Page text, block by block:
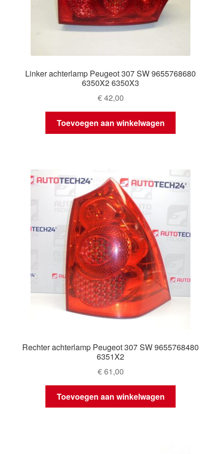
Linker achterlamp Peugeot 307 SW 9655768680
6350X2 6350X3
€42,00
Toevoegen aan winkelwagen
Rechter achterlamp Peugeot 307 SW 9655768480
6351X2
€61,00
Toevoegen aan winkelwagen